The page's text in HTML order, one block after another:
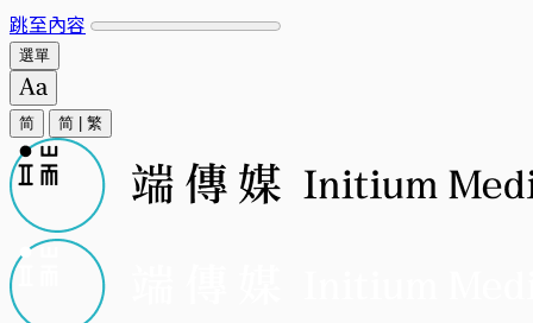
跳至內容
選單
简 简 繁